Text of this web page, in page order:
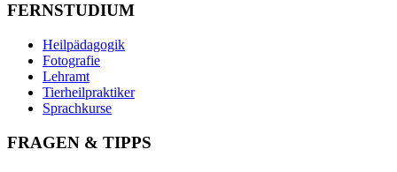
FERNSTUDIUM
Heilpädagogik
Fotografie
Lehramt
Tierheilpraktiker
Sprachkurse
FRAGEN & TIPPS